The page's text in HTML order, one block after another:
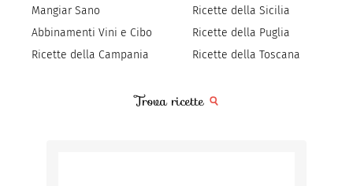
Mangiar Sano
Abbinamenti Vini e Cibo
Ricette della Campania
Ricette della Sicilia
Ricette della Puglia
Ricette della Toscana
Trova ricette